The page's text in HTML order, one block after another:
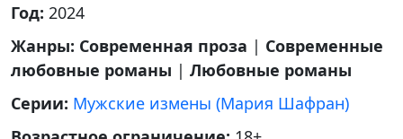
Год: 2024
Жанры: Современная проза | Современные
любовные романы | Любовные романы
Серии: Мужские измены (Мария Шафран)